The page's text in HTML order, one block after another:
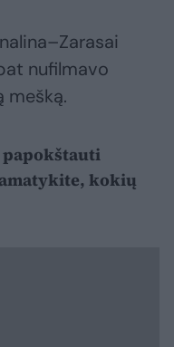
nufilmavo
mešką.
kokių